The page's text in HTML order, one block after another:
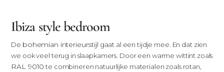
Ibiza style bedroom
De bohemian interieurstijl gaat al een tijdje mee. En dat zien
we ook veel terug in slaapkamers. Door een warme wittint zoals
RAL 9010 te combineren natuurlijke materialen zoals rotan,